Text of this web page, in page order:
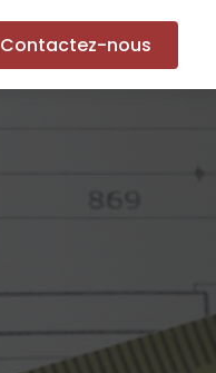
Contactez-nous